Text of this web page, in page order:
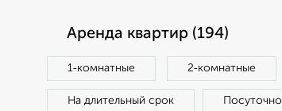
Аренда квартир (194)
1‑комнатные 2‑комнатные
На длительный срок Посуточно